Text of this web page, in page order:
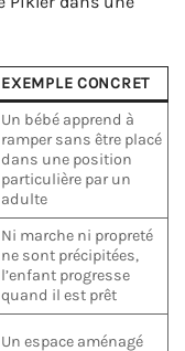
EXEMPLE CONCRET
Un bébé apprend à
ramper sans être placé
dans une position
particulière par un
adulte
Ni marche ni propreté
ne sont précipitées,
l’enfant progresse
quand il est prêt
Un espace aménagé